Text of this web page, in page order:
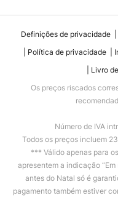
Definições de privacidade
Política de privacidade
Livro
Os preços riscados
Número de IVA
Todos os preços incluem
*** Válido apenas para
apresentem a indicação
antes do Natal só é
pagamento também estiver